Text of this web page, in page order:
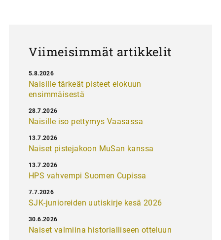
Viimeisimmät artikkelit
Naisille tärkeät pisteet elokuun
ensimmäisestä
5.8.2026
Naisille iso pettymys Vaasassa
28.7.2026
Naiset pistejakoon MuSan kanssa
13.7.2026
HPS vahvempi Suomen Cupissa
13.7.2026
SJK-junioreiden uutiskirje kesä 2026
7.7.2026
Naiset valmiina historialliseen otteluun
30.6.2026